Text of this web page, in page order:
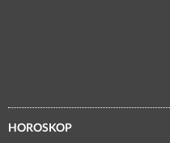
HOROSKOP